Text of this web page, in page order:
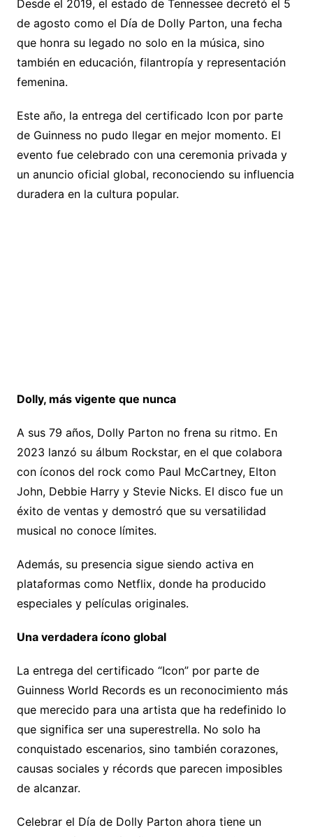
Desde el 2019, el estado de Tennessee decretó el 5
de agosto como el Día de Dolly Parton, una fecha
que honra su legado no solo en la música, sino
también en educación, filantropía y representación
femenina.
Este año, la entrega del certificado Icon por parte
de Guinness no pudo llegar en mejor momento. El
evento fue celebrado con una ceremonia privada y
un anuncio oficial global, reconociendo su influencia
duradera en la cultura popular.
Dolly, más vigente que nunca
A sus 79 años, Dolly Parton no frena su ritmo. En
2023 lanzó su álbum Rockstar, en el que colabora
con íconos del rock como Paul McCartney, Elton
John, Debbie Harry y Stevie Nicks. El disco fue un
éxito de ventas y demostró que su versatilidad
musical no conoce límites.
Además, su presencia sigue siendo activa en
plataformas como Netflix, donde ha producido
especiales y películas originales.
Una verdadera ícono global
La entrega del certificado “Icon” por parte de
Guinness World Records es un reconocimiento más
que merecido para una artista que ha redefinido lo
que significa ser una superestrella. No solo ha
conquistado escenarios, sino también corazones,
causas sociales y récords que parecen imposibles
de alcanzar.
Celebrar el Día de Dolly Parton ahora tiene un